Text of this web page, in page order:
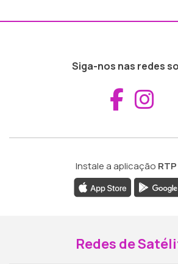
Siga-nos nas redes
Instale a aplicação
Redes de